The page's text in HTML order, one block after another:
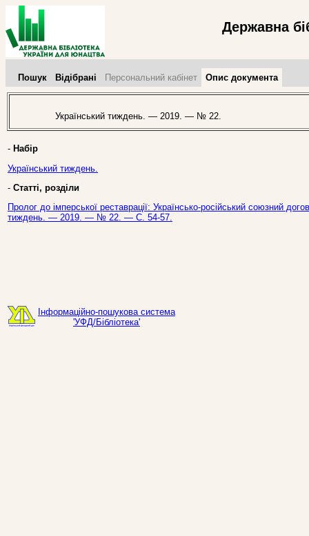
Державна
Пошук Відібрані Персональний кабінет Опис документа
Український тиждень. — 2019. — № 22.
- Набір
Український тиждень.
- Статті, розділи
Пролог до імперської реставрації: Українсько-російський союзний
тиждень. — 2019. — № 22. — С. 54-57.
Інформаційно-пошукова система
'УФД/Бібліотека'